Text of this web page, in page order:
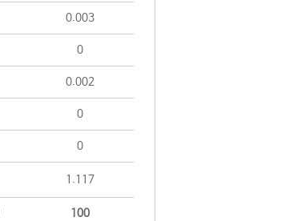
0.003
0
0.002
0
0
1.117
100